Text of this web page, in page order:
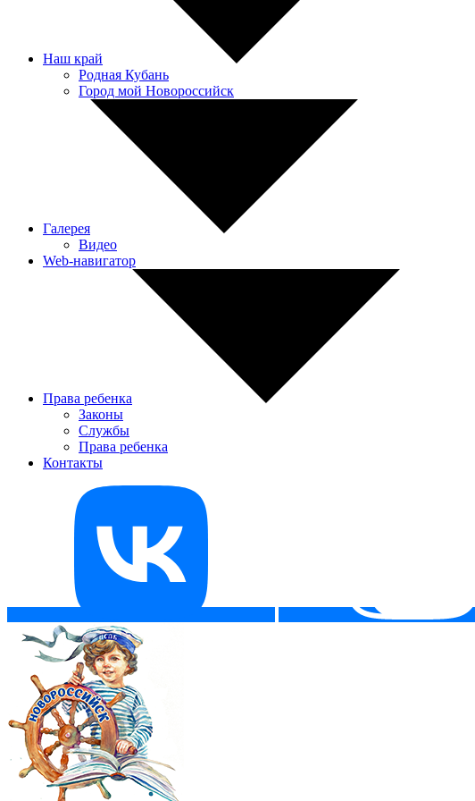
Наш край
Родная Кубань
Город мой Новороссийск
Галерея
Видео
Web-навигатор
Права ребенка
Законы
Службы
Права ребенка
Контакты